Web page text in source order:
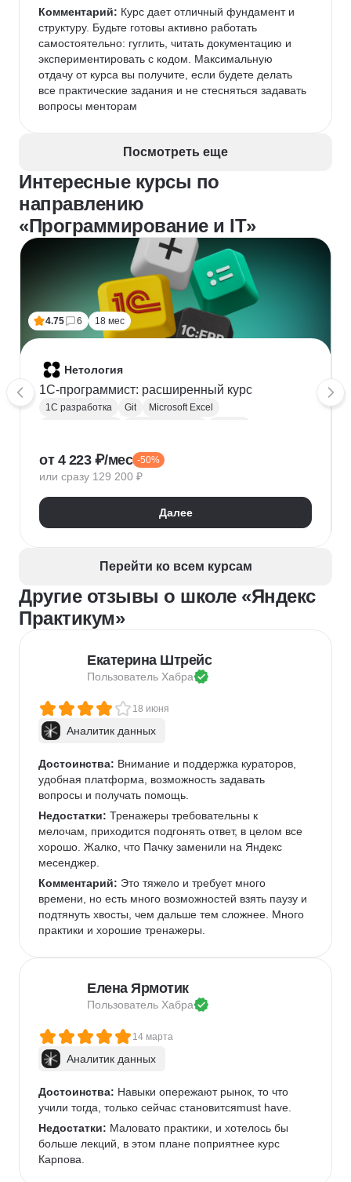
Комментарий: Курс дает отличный фундамент и
структуру. Будьте готовы активно работать
самостоятельно: гуглить, читать документацию и
экспериментировать с кодом. Максимальную
отдачу от курса вы получите, если будете делать
все практические задания и не стесняться задавать
вопросы менторам
Посмотреть еще
Интересные курсы по
направлению
«Программирование и IT»
4.75 6 18 мес
Нетология
1C-программист: расширенный курс
1С разработка Git
Microsoft Excel
Конфигурирование 1С
от 4 223 ₽/мес -50%
или сразу 129 200 ₽
Далее
Перейти ко всем курсам
Другие отзывы о школе «Яндекс
Практикум»
Екатерина Штрейс
Пользователь Хабра
18 июня
Аналитик данных
Достоинства: Внимание и поддержка кураторов,
удобная платформа, возможность задавать
вопросы и получать помощь.
Недостатки: Тренажеры требовательны к
мелочам, приходится подгонять ответ, в целом все
хорошо. Жалко, что Пачку заменили на Яндекс
месенджер.
Комментарий: Это тяжело и требует много
времени, но есть много возможностей взять паузу и
подтянуть хвосты, чем дальше тем сложнее. Много
практики и хорошие тренажеры.
Елена Ярмотик
Пользователь Хабра
14 марта
Аналитик данных
Достоинства: Навыки опережают рынок, то что
учили тогда, только сейчас становитсяmust have.
Недостатки: Маловато практики, и хотелось бы
больше лекций, в этом плане поприятнее курс
Карпова.